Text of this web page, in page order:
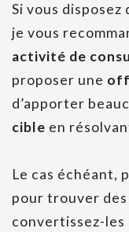
Si vous
je vous
activité de
proposer une
d’apporter
cible en
Le cas échéant,
pour trouver des
convertissez-les